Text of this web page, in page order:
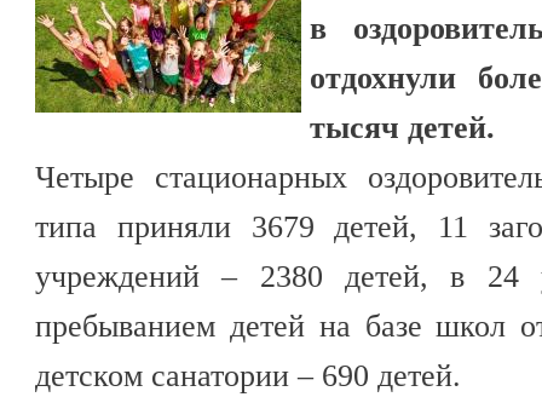
в
отдохнули
тысяч детей.
Четыре стационарных
типа приняли 3679 детей, 11
учреждений – 2380 детей, в 24
пребыванием детей на базе школ
детском санатории – 690 детей.